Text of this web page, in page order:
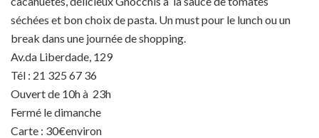
séchées et bon choix de pasta. Un must pour le lunch ou un
break dans une journée de shopping.
Av.da Liberdade, 129
Tél : 21 325 67 36
Ouvert de 10h à 23h
Fermé le dimanche
Carte : 30€environ